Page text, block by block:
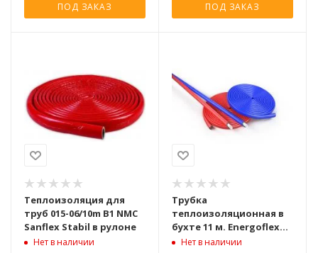
ПОД ЗАКАЗ ПОД ЗАКАЗ
Теплоизоляция для
труб 015-06/10m B1 NMC
Sanflex Stabil в рулоне
Нет в наличии
Трубка
теплоизоляционная в
бухте 11 м. Energoflex
Super Protect S 18/4-11
Нет в наличии